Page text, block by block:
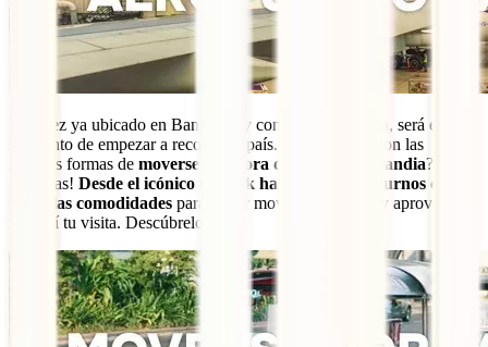
Una vez ya ubicado en Bangkok, y con tu ruta definida, será el
momento de empezar a recorrer el país. Pero, ¿cuáles son las
mejores formas de moverse a la hora de viajar a Tailandia?
¡Muchas! Desde el icónico tuk-tuk hasta trenes nocturnos con
todas las comodidades para poder moverte de noche y aprovechar
más así tu visita. Descúbrelo aquí: